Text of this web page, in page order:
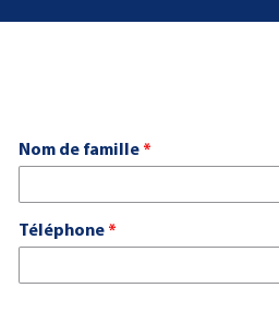
Nom de famille *
Téléphone *